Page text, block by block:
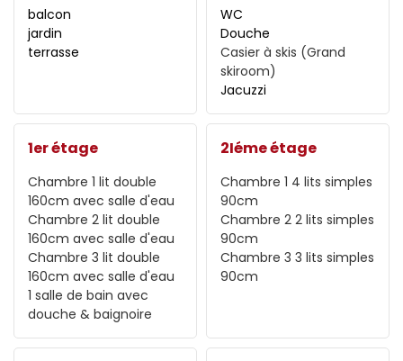
balcon
jardin
terrasse
WC
Douche
Casier à skis (Grand
skiroom)
Jacuzzi
1er étage
Chambre 1 lit double
160cm avec salle d'eau
Chambre 2 lit double
160cm avec salle d'eau
Chambre 3 lit double
160cm avec salle d'eau
1 salle de bain avec
douche & baignoire
2Iéme étage
Chambre 1 4 lits simples
90cm
Chambre 2 2 lits simples
90cm
Chambre 3 3 lits simples
90cm